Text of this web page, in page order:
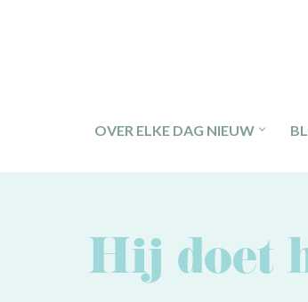
OVER ELKE DAG NIEUW
Hij doet